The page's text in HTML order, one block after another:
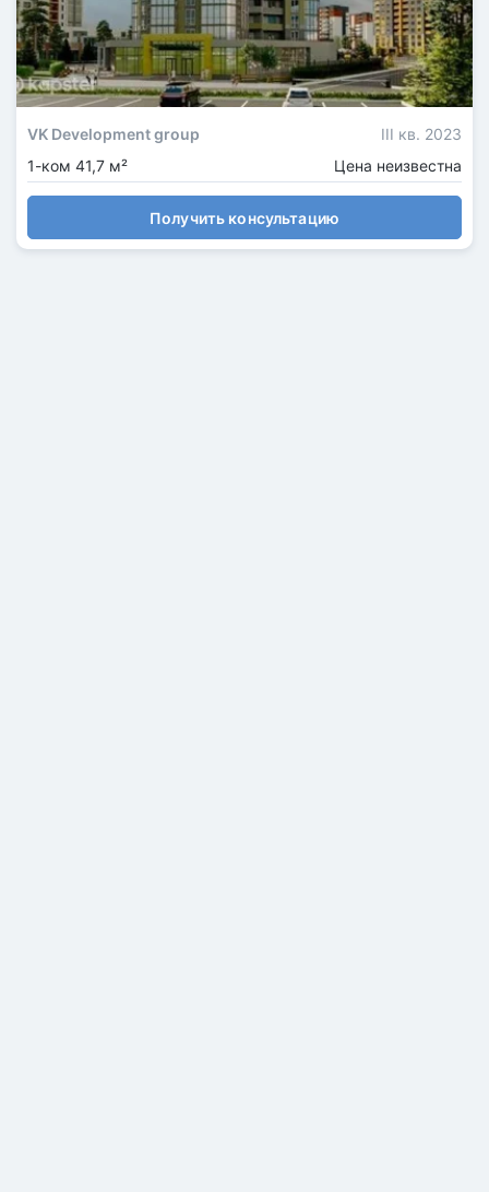
VK Development group
III кв. 2023
1-ком 41,7 м²
Цена неизвестна
Получить консультацию